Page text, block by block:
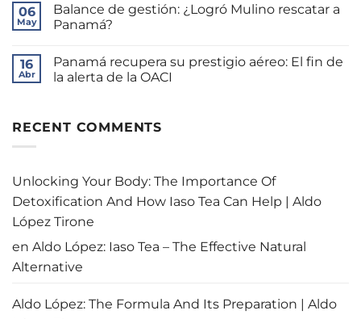
de
Washington:
Trump
nueva
era
para
comentarios
en
Por
no
es
un
empobrecido
06
May
Balance de gestión: ¿Logró Mulino rescatar a
Panamá?
comentarios
en
Balance
Mulino
rescatar
16
Abr
Panamá recupera su prestigio aéreo: El fin de
la alerta de la OACI
en
Panamá
aéreo:
El
fin
de
la
alerta
de
la
OACI
RECENT COMMENTS
Unlocking Your Body: The Importance Of
Detoxification And How Iaso Tea Can Help | Aldo
López Tirone
en Aldo López: Iaso Tea – The Effective Natural
Alternative
Aldo López: The Formula And Its Preparation | Aldo